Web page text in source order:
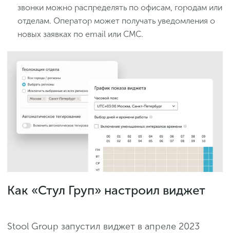
звонки можно распределять по офисам, городам или
отделам. Оператор может получать уведомления о
новых заявках по email или СМС.
Как «Стул Груп» настроил виджет
Stool Group запустил виджет в апреле 2023